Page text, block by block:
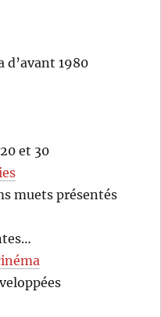
d’avant 1980
et 30
muets présentés